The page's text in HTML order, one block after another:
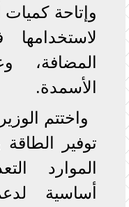
وإتاحة كميات
المضافة،
الأسمدة.
واختتم
توفير
الموارد
أساسية